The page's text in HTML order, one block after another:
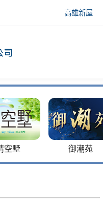
高雄新屋
空墅 御潮苑